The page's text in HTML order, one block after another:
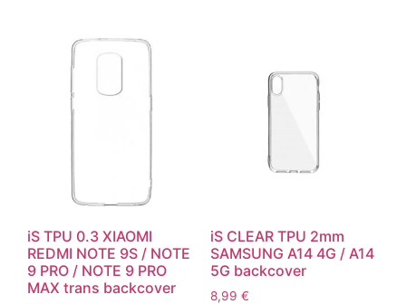
iS TPU 0.3 XIAOMI
REDMI NOTE 9S / NOTE
9 PRO / NOTE 9 PRO
MAX trans backcover
iS CLEAR TPU 2mm
SAMSUNG A14 4G / A14
5G backcover
8,99 €